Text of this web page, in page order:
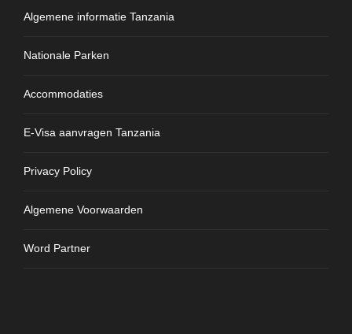
Algemene informatie Tanzania
Nationale Parken
Accommodaties
E-Visa aanvragen Tanzania
Privacy Policy
Algemene Voorwaarden
Word Partner